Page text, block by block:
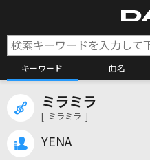
キーワード 曲名
ミラミラ
[ ミラミラ ]
YENA